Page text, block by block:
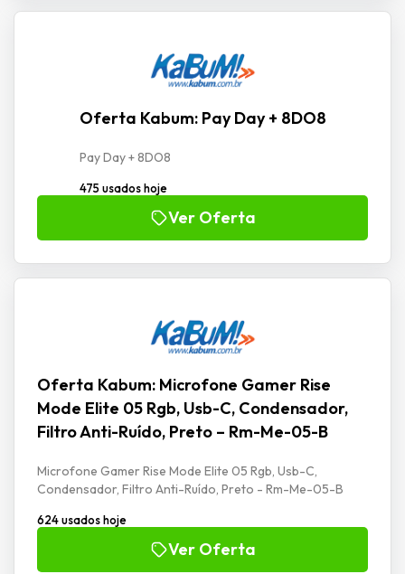
Oferta Kabum: Pay Day + 8DO8
Pay Day + 8DO8
475 usados hoje
Ver Oferta
Oferta Kabum: Microfone Gamer Rise
Mode Elite 05 Rgb, Usb-C, Condensador,
Filtro Anti-Ruído, Preto – Rm-Me-05-B
Microfone Gamer Rise Mode Elite 05 Rgb, Usb-C,
Condensador, Filtro Anti-Ruído, Preto - Rm-Me-05-B
624 usados hoje
Ver Oferta